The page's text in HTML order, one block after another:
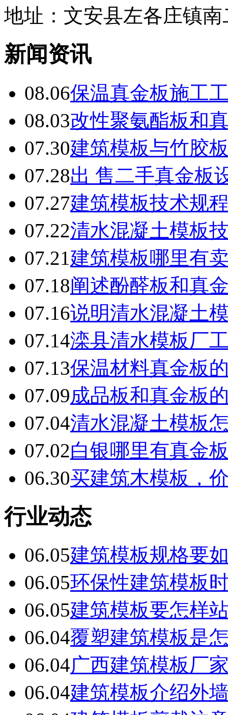
地址：文安县左各庄镇
新闻资讯
08.06保温真金板施工
08.03改性聚氨酯板和
07.30建筑模板与竹胶
07.28出 售二手真金板
07.27建筑模板技术规
07.22清水混凝土模板
07.21建筑模板哪里有
07.18阐述酚醛板和真
07.16说明清水混凝土
07.14滦县清水模板厂
07.13保温材料真金板
07.09成品板和真金板
07.04清水混凝土模板
07.02白银哪里有真金
06.30买建筑木模板，
行业动态
06.05建筑模板规格要
06.05环保性建筑模板
06.05建筑模板要怎样
06.04覆塑建筑模板是
06.04广西建筑模板厂
06.04建筑模板介绍外